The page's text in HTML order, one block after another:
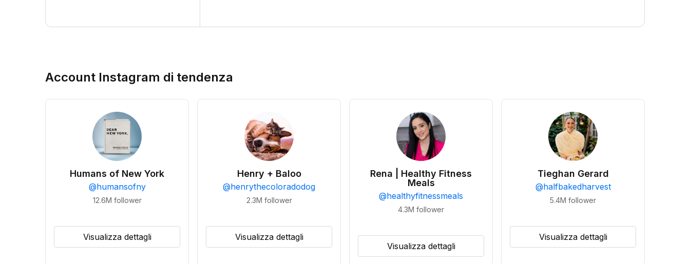
Account Instagram di tendenza
Humans of New York
@humansofny
12.6M follower
Visualizza dettagli
Henry + Baloo
@henrythecoloradodog
2.3M follower
Visualizza dettagli
Rena | Healthy Fitness
Meals
@healthyfitnessmeals
4.3M follower
Visualizza dettagli
Tieghan Gerard
@halfbakedharvest
5.4M follower
Visualizza dettagli